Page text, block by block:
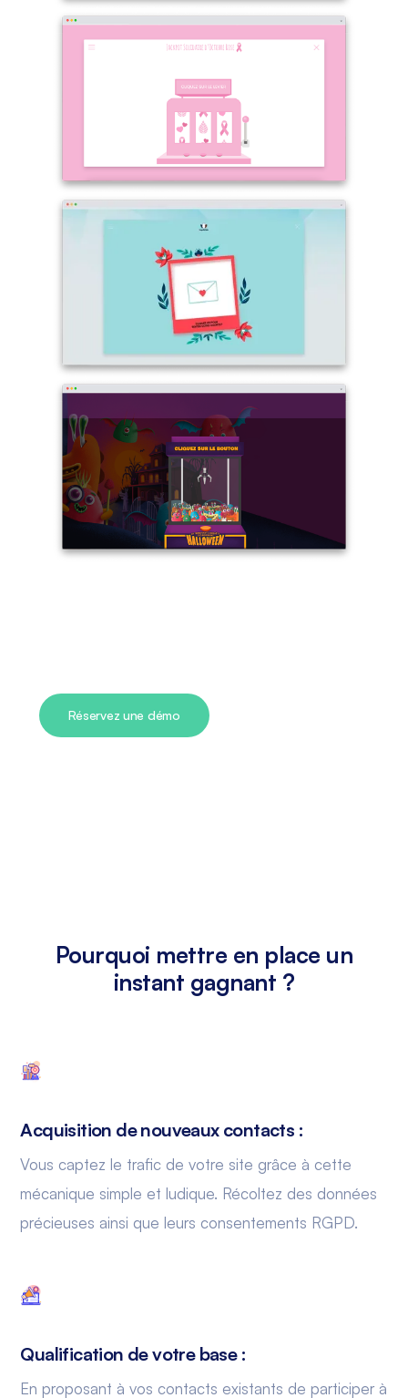
Réservez une démo
Pourquoi mettre en place un
instant gagnant ?
Acquisition de nouveaux contacts :
Vous captez le trafic de votre site grâce à cette
mécanique simple et ludique. Récoltez des données
précieuses ainsi que leurs consentements RGPD.
Qualification de votre base :
En proposant à vos contacts existants de participer à